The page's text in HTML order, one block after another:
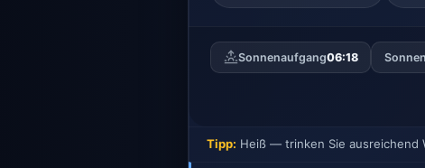
Sonnenaufgang06:18
Tipp: Heiß — trinken Sie ausreichend